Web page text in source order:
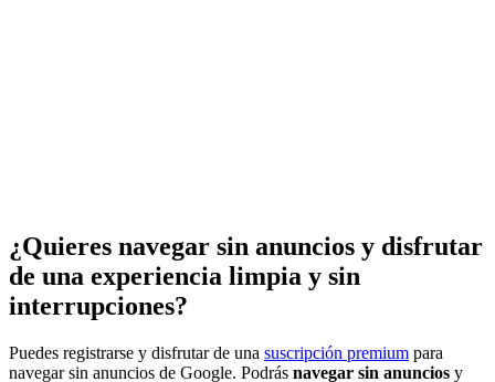
¿Quieres navegar sin anuncios y disfrutar
de una experiencia limpia y sin
interrupciones?
Puedes registrarse y disfrutar de una suscripción premium para
navegar sin anuncios de Google. Podrás navegar sin anuncios y